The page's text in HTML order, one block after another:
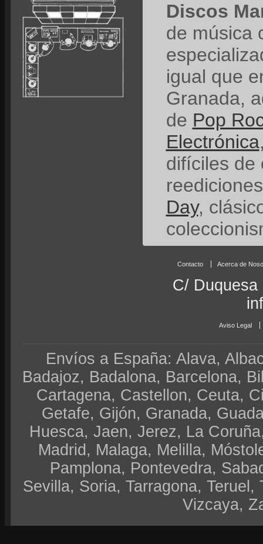
Discos
de música
igual que
Granada,
de Pop
Electrónica
difíciles de
Day,
Contacto Acerca de
C/ Duquesa
Aviso Legal
Envíos a España: Alava,
Badajoz, Badalona, Barcelona,
Cartagena, Castellon, Ceuta,
Getafe, Gijón, Granada,
Huesca, Jaen, Jerez, La
Madrid, Malaga, Melilla,
Pamplona, Pontevedra,
Sevilla, Soria, Tarragona,
Vizcaya,